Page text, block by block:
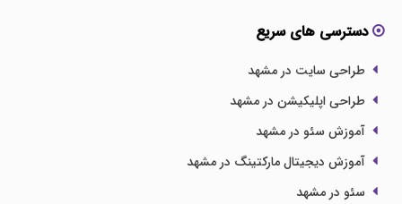
دسترسی های سریع
طراحی سایت در مشهد
طراحی اپلیکیشن در مشهد
آموزش سئو در مشهد
آموزش دیجیتال مارکتینگ در مشهد
سئو در مشهد